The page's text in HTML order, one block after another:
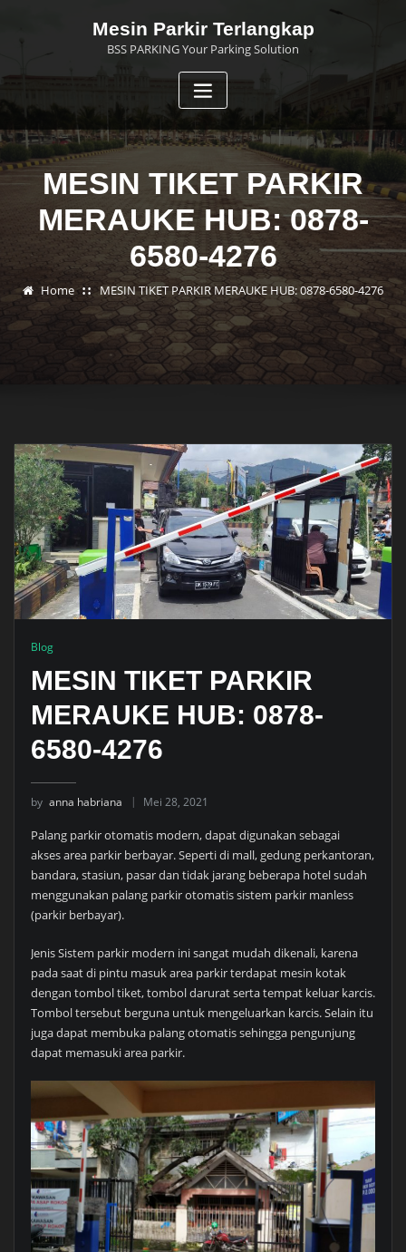
Mesin Parkir Terlangkap
BSS PARKING Your Parking Solution
MESIN TIKET PARKIR
MERAUKE HUB: 0878-
6580-4276
Home MESIN TIKET PARKIR MERAUKE HUB: 0878-6580-4276
Blog
MESIN TIKET PARKIR
MERAUKE HUB: 0878-
6580-4276
by anna habriana Mei 28, 2021
Palang parkir otomatis modern, dapat digunakan sebagai
akses area parkir berbayar. Seperti di mall, gedung perkantoran,
bandara, stasiun, pasar dan tidak jarang beberapa hotel sudah
menggunakan palang parkir otomatis sistem parkir manless
(parkir berbayar).
Jenis Sistem parkir modern ini sangat mudah dikenali, karena
pada saat di pintu masuk area parkir terdapat mesin kotak
dengan tombol tiket, tombol darurat serta tempat keluar karcis.
Tombol tersebut berguna untuk mengeluarkan karcis. Selain itu
juga dapat membuka palang otomatis sehingga pengunjung
dapat memasuki area parkir.